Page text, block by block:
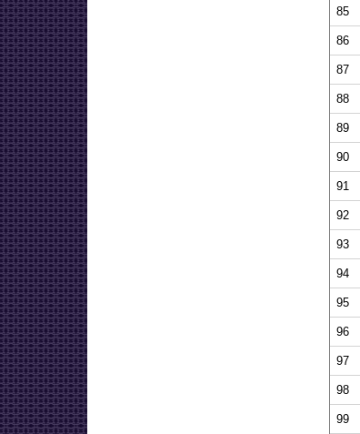
85
86
87
88
89
90
91
92
93
94
95
96
97
98
99